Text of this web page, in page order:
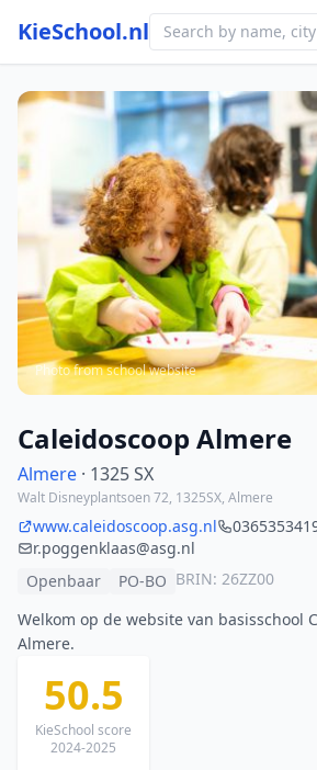
KieSchool.nl
Photo from school website
Caleidoscoop Almere
Almere · 1325 SX
Walt Disneyplantsoen 72, 1325SX, Almere
www.caleidoscoop.asg.nl
r.poggenklaas@asg.nl
Openbaar
PO-BO BRIN: 26ZZ00
Welkom op de website van basisschool
Almere.
50.5
KieSchool score
2024-2025